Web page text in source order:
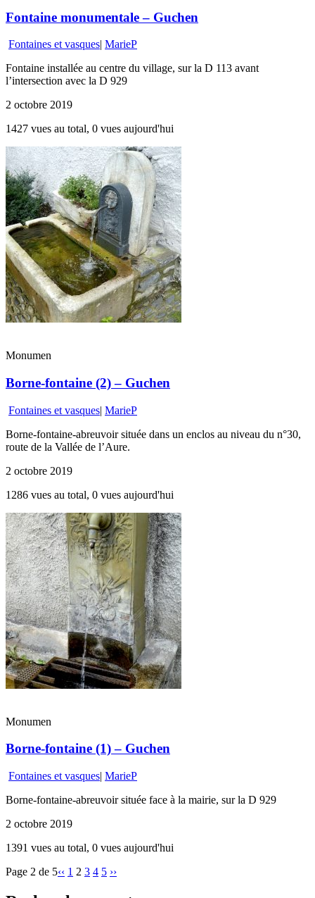
Fontaine monumentale – Guchen
Fontaines et vasques| MarieP
Fontaine installée au centre du village, sur la D 113 avant
l’intersection avec la D 929
2 octobre 2019
1427 vues au total, 0 vues aujourd'hui
Monumen
Borne-fontaine (2) – Guchen
Fontaines et vasques| MarieP
Borne-fontaine-abreuvoir située dans un enclos au niveau du n°30,
route de la Vallée de l’Aure.
2 octobre 2019
1286 vues au total, 0 vues aujourd'hui
Monumen
Borne-fontaine (1) – Guchen
Fontaines et vasques| MarieP
Borne-fontaine-abreuvoir située face à la mairie, sur la D 929
2 octobre 2019
1391 vues au total, 0 vues aujourd'hui
Page 2 de 5‹‹ 1 2 3 4 5 ››